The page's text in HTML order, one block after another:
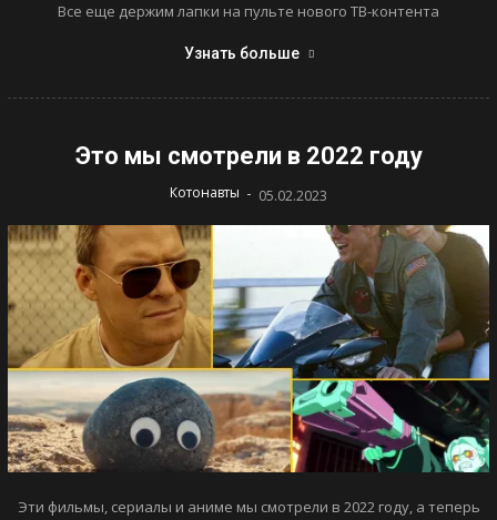
Все еще держим лапки на пульте нового ТВ-контента
Узнать больше
Это мы смотрели в 2022 году
Котонавты - 05.02.2023
Эти фильмы, сериалы и аниме мы смотрели в 2022 году, а теперь